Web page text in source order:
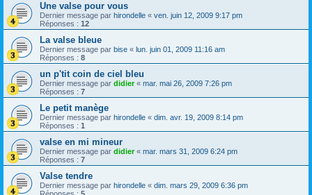
Une valse pour vous
Dernier message par hirondelle « ven. juin 12, 2009 9:17 pm
Réponses : 12
La valse bleue
Dernier message par bise « lun. juin 01, 2009 11:16 am
Réponses : 8
un p'tit coin de ciel bleu
Dernier message par didier« mar. mai 26, 2009 7:26 pm
Réponses : 7
Le petit manège
Dernier message par hirondelle « dim. avr. 19, 2009 8:14 pm
Réponses : 1
valse en mi mineur
Dernier message par didier« mar. mars 31, 2009 6:24 pm
Réponses : 7
Valse tendre
Dernier message par hirondelle « dim. mars 29, 2009 6:36 pm